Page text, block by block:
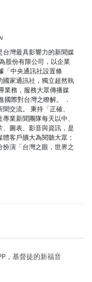
灣最具影響力的新聞媒
股份有限公司，以企業
「中央通訊社設置條
家通訊社，獨立超然執
業務，服務大眾傳播媒
際對台灣之瞭解。 ．
交流。 秉持「正確、
業新聞團隊每天以中、
圖表、影音與資訊，是
客戶擴大為閱聽大眾；
演「台灣之眼，世界之
，基督徒的新福音